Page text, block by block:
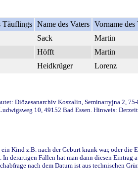
Täuflings Name des Vaters Vorname des
Sack Martin
Höfft Martin
Heidkrüger Lorenz
Diözesanarchiv Koszalin, Seminarryjna 2,
10, 49152 Bad Essen. Hinweis:
Kind z.B. nach der Geburt krank war, oder
derartigen Fällen hat man dann diesen Eintrag
nach dem Datum ist aus technischen